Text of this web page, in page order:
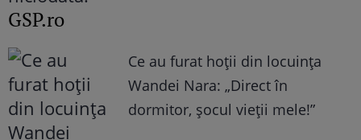
GSP.ro
Ce au furat hoții din locuința
Wandei Nara: „Direct în
dormitor, șocul vieții mele!”